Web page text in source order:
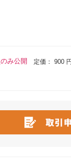
み公開 定価： 900 円